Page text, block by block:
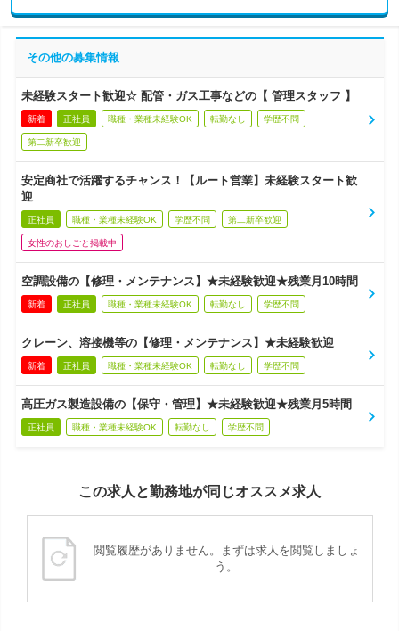
その他の募集情報
未経験スタート歓迎☆ 配管・ガス工事などの【 管理スタッフ 】
新着 正社員 職種・業種未経験OK 転勤なし 学歴不問
第二新卒歓迎
安定商社で活躍するチャンス！【ルート営業】未経験スタート歓
迎
正社員 職種・業種未経験OK 学歴不問 第二新卒歓迎
女性のおしごと掲載中
空調設備の【修理・メンテナンス】★未経験歓迎★残業月10時間
新着 正社員 職種・業種未経験OK 転勤なし 学歴不問
クレーン、溶接機等の【修理・メンテナンス】★未経験歓迎
新着 正社員 職種・業種未経験OK 転勤なし 学歴不問
高圧ガス製造設備の【保守・管理】★未経験歓迎★残業月5時間
正社員 職種・業種未経験OK 転勤なし 学歴不問
この求人と勤務地が同じオススメ求人
閲覧履歴がありません。まずは求人を閲覧しましょ
う。